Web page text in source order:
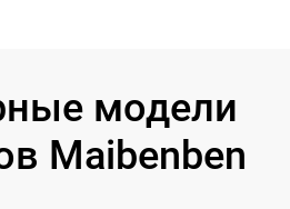
модели
Maibenben